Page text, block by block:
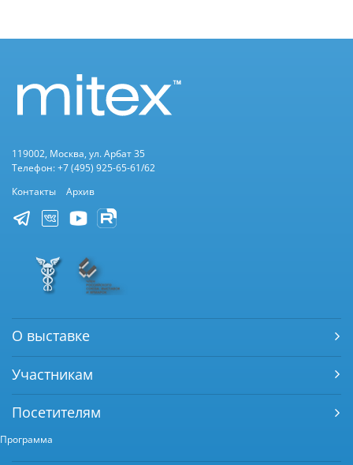
119002, Москва, ул. Арбат 35
Телефон: +7 (495) 925-65-61/62
Контакты
Архив
О выставке
Участникам
Посетителям
Программа